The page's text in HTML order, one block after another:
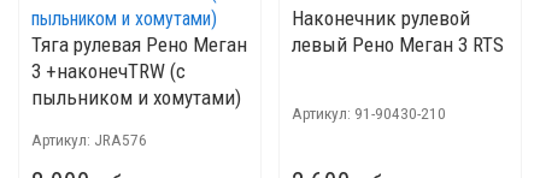
Тяга рулевая Рено Меган
3 +наконечTRW (с
пыльником и хомутами)
Артикул: JRA576
Наконечник рулевой
левый Рено Меган 3 RTS
Артикул: 91-90430-210